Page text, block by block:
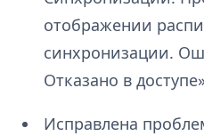
отображении
синхронизации.
Отказано в
Исправлена